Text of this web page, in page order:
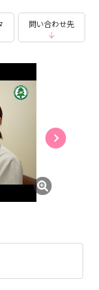
署をお伺いし
ら応募して
問い合わせ先